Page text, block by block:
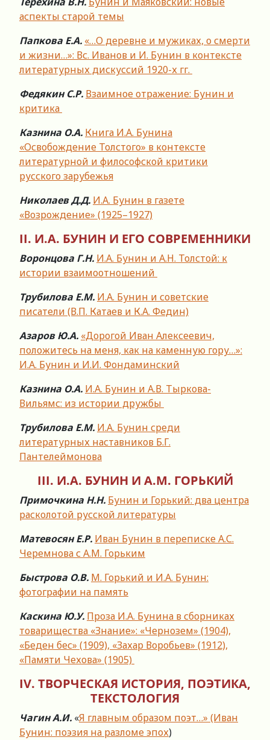
аспекты старой темы
Папкова Е.А. «…О деревне и мужиках, о смерти
и жизни…»: Вс. Иванов и И. Бунин в контексте
литературных дискуссий 1920-х гг.
Федякин С.Р. Взаимное отражение: Бунин и
критика
Казнина О.А. Книга И.А. Бунина
«Освобождение Толстого» в контексте
литературной и философской критики
русского зарубежья
Николаев Д.Д. И.А. Бунин в газете
«Возрождение» (1925–1927)
II. И.А. БУНИН И ЕГО СОВРЕМЕННИКИ
Воронцова Г.Н. И.А. Бунин и А.Н. Толстой: к
истории взаимоотношений
Трубилова Е.М. И.А. Бунин и советские
писатели (В.П. Катаев и К.А. Федин)
Азаров Ю.А. «Дорогой Иван Алексеевич,
положитесь на меня, как на каменную гору…»:
И.А. Бунин и И.И. Фондаминский
Казнина О.А. И.А. Бунин и А.В. Тыркова-
Вильямс: из истории дружбы
Трубилова Е.М. И.А. Бунин среди
литературных наставников Б.Г.
Пантелеймонова
III. И.А. БУНИН И А.М. ГОРЬКИЙ
Примочкина Н.Н. Бунин и Горький: два центра
расколотой русской литературы
Матевосян Е.Р. Иван Бунин в переписке А.С.
Черемнова с А.М. Горьким
Быстрова О.В. М. Горький и И.А. Бунин:
фотографии на память
Каскина Ю.У. Проза И.А. Бунина в сборниках
товарищества «Знание»: «Чернозем» (1904),
«Беден бес» (1909), «Захар Воробьев» (1912),
«Памяти Чехова» (1905)
IV. ТВОРЧЕСКАЯ ИСТОРИЯ, ПОЭТИКА,
ТЕКСТОЛОГИЯ
Чагин А.И. «Я главным образом поэт…» (Иван
Бунин: поэзия на разломе эпох)